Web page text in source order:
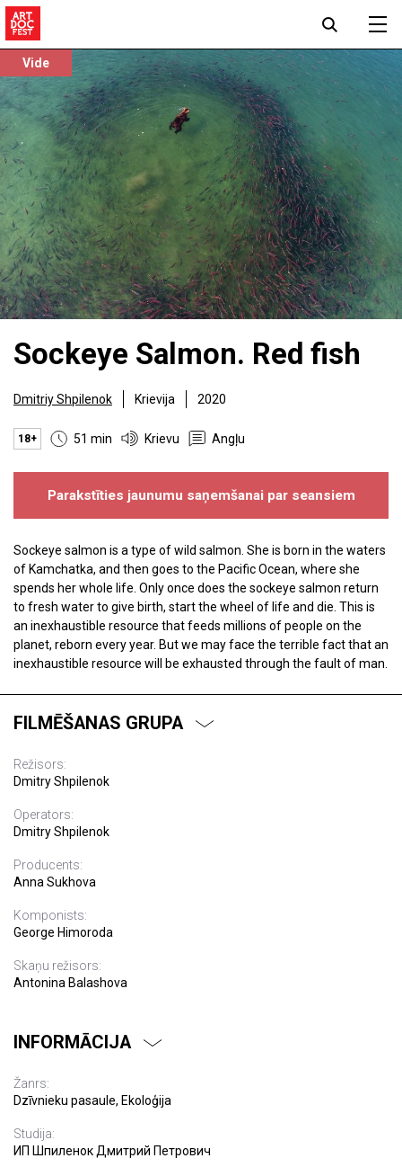
Vide
Sockeye Salmon. Red fish
Dmitriy Shpilenok Krievija 2020
18+ 51 min Krievu Angļu
Parakstīties jaunumu saņemšanai par seansiem
Sockeye salmon is a type of wild salmon. She is born in the waters
of Kamchatka, and then goes to the Pacific Ocean, where she
spends her whole life. Only once does the sockeye salmon return
to fresh water to give birth, start the wheel of life and die. This is
an inexhaustible resource that feeds millions of people on the
planet, reborn every year. But we may face the terrible fact that an
inexhaustible resource will be exhausted through the fault of man.
FILMĒŠANAS GRUPA
Režisors:
Dmitry Shpilenok
Operators:
Dmitry Shpilenok
Producents:
Anna Sukhova
Komponists:
George Himoroda
Skaņu režisors:
Antonina Balashova
INFORMĀCIJA
Žanrs:
Dzīvnieku pasaule, Ekoloģija
Studija:
ИП Шпиленок Дмитрий Петрович